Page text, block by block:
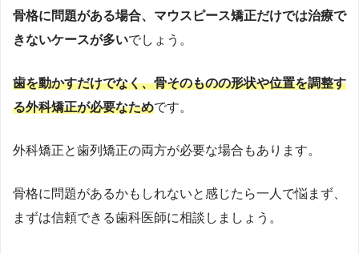
骨格に問題がある場合、マウスピース矯正だけでは治療で
きないケースが多いでしょう。
歯を動かすだけでなく、骨そのものの形状や位置を調整す
る外科矯正が必要なためです。
外科矯正と歯列矯正の両方が必要な場合もあります。
骨格に問題があるかもしれないと感じたら一人で悩まず、
まずは信頼できる歯科医師に相談しましょう。